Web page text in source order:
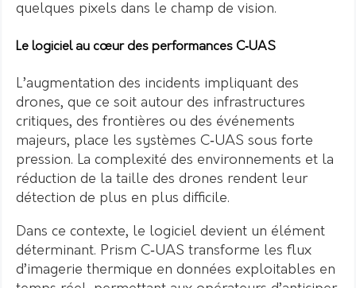
quelques pixels dans le champ de vision.
Le logiciel au cœur des performances C‑UAS
L’augmentation des incidents impliquant des
drones, que ce soit autour des infrastructures
critiques, des frontières ou des événements
majeurs, place les systèmes C‑UAS sous forte
pression. La complexité des environnements et la
réduction de la taille des drones rendent leur
détection de plus en plus difficile.
Dans ce contexte, le logiciel devient un élément
déterminant. Prism C‑UAS transforme les flux
d’imagerie thermique en données exploitables en